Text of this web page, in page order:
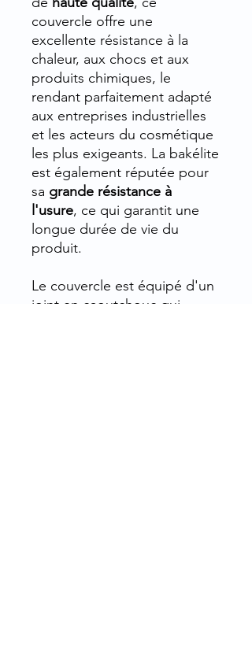
couvercle offre une
excellente résistance à la
chaleur, aux chocs et aux
produits chimiques, le
rendant parfaitement adapté
aux entreprises industrielles
et les acteurs du cosmétique
les plus exigeants. La bakélite
est également réputée pour
sa grande résistance à
l'usure, ce qui garantit une
longue durée de vie du
produit.
Le couvercle est équipé d'un
joint en caoutchouc qui